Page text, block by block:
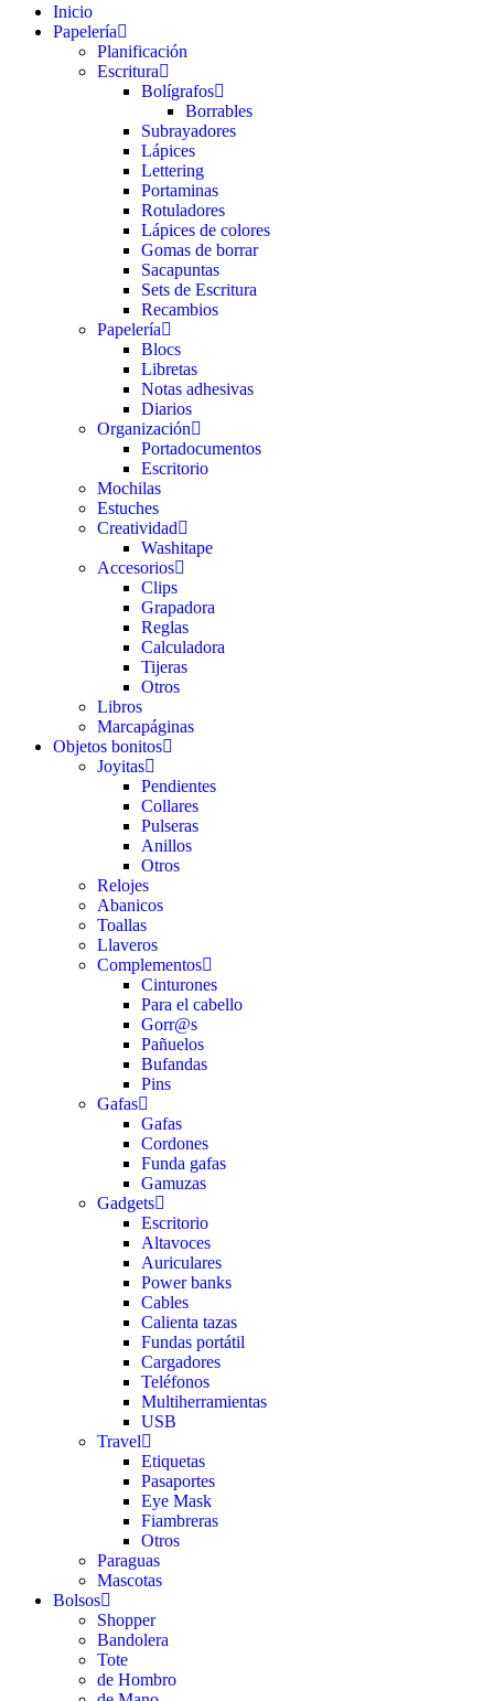
Inicio
Papelería
Planificación
Escritura
Bolígrafos
Borrables
Subrayadores
Lápices
Lettering
Portaminas
Rotuladores
Lápices de colores
Gomas de borrar
Sacapuntas
Sets de Escritura
Recambios
Papelería
Blocs
Libretas
Notas adhesivas
Diarios
Organización
Portadocumentos
Escritorio
Mochilas
Estuches
Creatividad
Washitape
Accesorios
Clips
Grapadora
Reglas
Calculadora
Tijeras
Otros
Libros
Marcapáginas
Objetos bonitos
Joyitas
Pendientes
Collares
Pulseras
Anillos
Otros
Relojes
Abanicos
Toallas
Llaveros
Complementos
Cinturones
Para el cabello
Gorr@s
Pañuelos
Bufandas
Pins
Gafas
Gafas
Cordones
Funda gafas
Gamuzas
Gadgets
Escritorio
Altavoces
Auriculares
Power banks
Cables
Calienta tazas
Fundas portátil
Cargadores
Teléfonos
Multiherramientas
USB
Travel
Etiquetas
Pasaportes
Eye Mask
Fiambreras
Otros
Paraguas
Mascotas
Bolsos
Shopper
Bandolera
Tote
de Hombro